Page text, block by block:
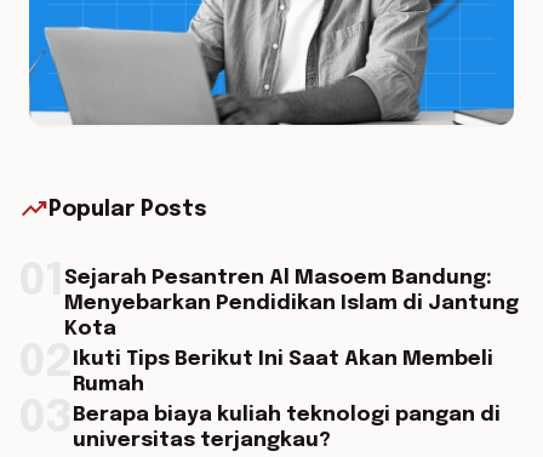
trending_up Popular Posts
Sejarah Pesantren Al Masoem Bandung:
Menyebarkan Pendidikan Islam di Jantung
Kota
Ikuti Tips Berikut Ini Saat Akan Membeli
Rumah
Berapa biaya kuliah teknologi pangan di
universitas terjangkau?